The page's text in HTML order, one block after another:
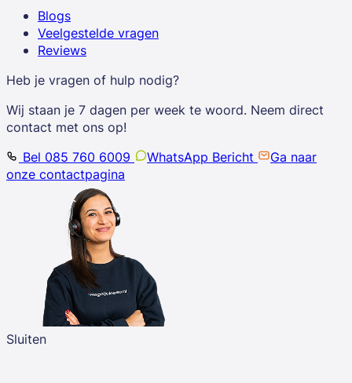
Blogs
Veelgestelde vragen
Reviews
Heb je vragen of hulp nodig?
Wij staan je 7 dagen per week te woord. Neem direct
contact met ons op!
Bel 085 760 6009
WhatsApp Bericht
Ga naar
onze contactpagina
Sluiten